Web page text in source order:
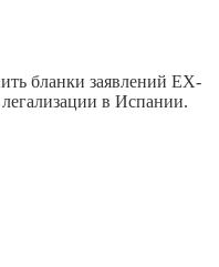
бланки заявлений EX-
в Испании.